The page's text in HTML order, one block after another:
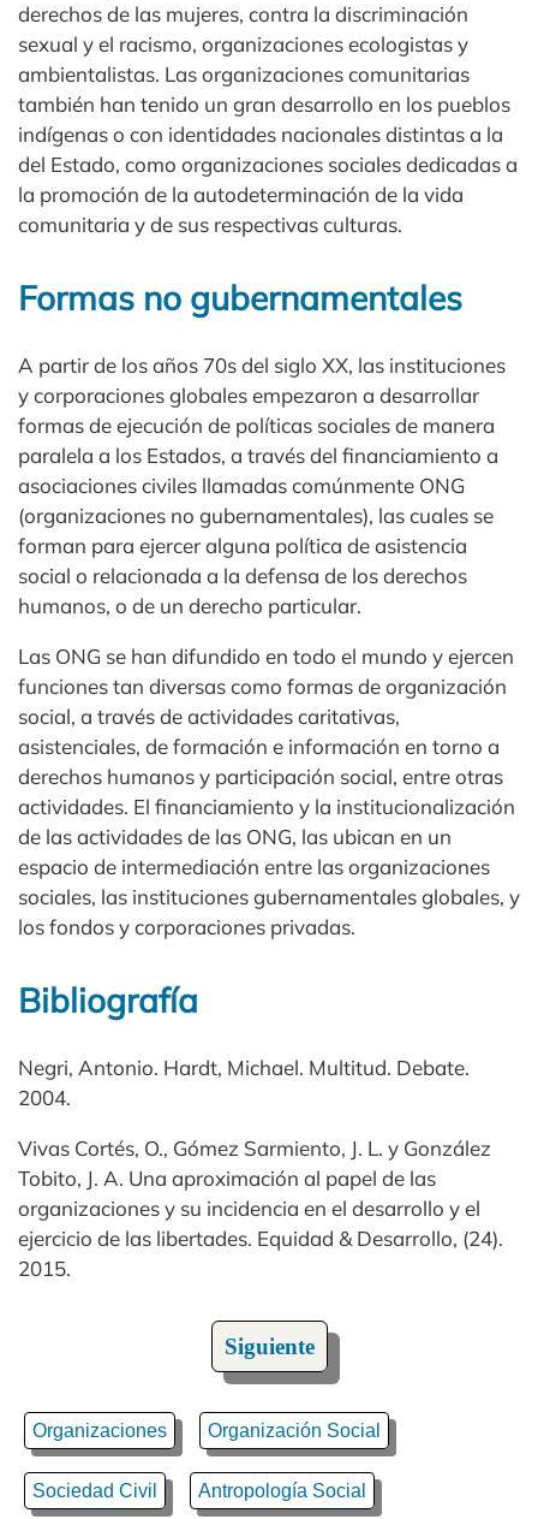
derechos de las mujeres, contra la discriminación
sexual y el racismo, organizaciones ecologistas y
ambientalistas. Las organizaciones comunitarias
también han tenido un gran desarrollo en los pueblos
indígenas o con identidades nacionales distintas a la
del Estado, como organizaciones sociales dedicadas a
la promoción de la autodeterminación de la vida
comunitaria y de sus respectivas culturas.
Formas no gubernamentales
A partir de los años 70s del siglo XX, las instituciones
y corporaciones globales empezaron a desarrollar
formas de ejecución de políticas sociales de manera
paralela a los Estados, a través del financiamiento a
asociaciones civiles llamadas comúnmente ONG
(organizaciones no gubernamentales), las cuales se
forman para ejercer alguna política de asistencia
social o relacionada a la defensa de los derechos
humanos, o de un derecho particular.
Las ONG se han difundido en todo el mundo y ejercen
funciones tan diversas como formas de organización
social, a través de actividades caritativas,
asistenciales, de formación e información en torno a
derechos humanos y participación social, entre otras
actividades. El financiamiento y la institucionalización
de las actividades de las ONG, las ubican en un
espacio de intermediación entre las organizaciones
sociales, las instituciones gubernamentales globales, y
los fondos y corporaciones privadas.
Bibliografía
Negri, Antonio. Hardt, Michael. Multitud. Debate.
2004.
Vivas Cortés, O., Gómez Sarmiento, J. L. y González
Tobito, J. A. Una aproximación al papel de las
organizaciones y su incidencia en el desarrollo y el
ejercicio de las libertades. Equidad & Desarrollo, (24).
2015.
Siguiente
Organizaciones Organización Social
Sociedad Civil Antropología Social